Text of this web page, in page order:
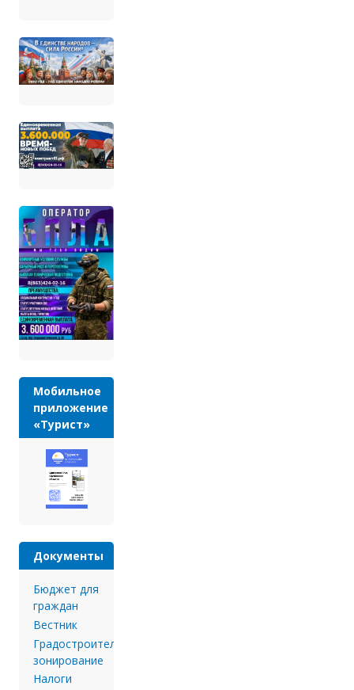
Мобильное
приложение
«Турист»
Документы
Бюджет для
граждан
Вестник
Градостроительное
зонирование
Налоги